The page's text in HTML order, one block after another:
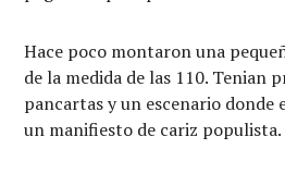
Hace poco montaron una
de la medida de las 110. Tenian
pancartas y un escenario donde
un manifiesto de cariz populista.